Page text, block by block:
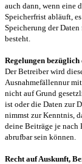
auch dann, wenn eine
Speicherfrist abläuft,
Speicherung der
besteht.
Regelungen
Der Betreiber wird
Ausnahmefällennur
nicht auf Grund
ist oder die Daten zur
nimmst zur Kenntnis,
deine Beiträge je
abrufbar sein können.
Recht auf Auskunft,